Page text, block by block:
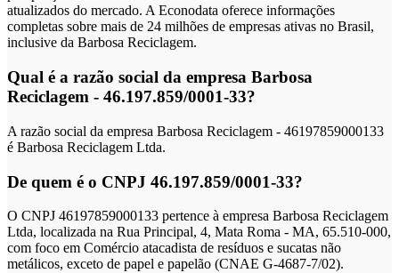
atualizados do mercado. A Econodata oferece informações
completas sobre mais de 24 milhões de empresas ativas no Brasil,
inclusive da Barbosa Reciclagem.
Qual é a razão social da empresa Barbosa
Reciclagem - 46.197.859/0001-33?
A razão social da empresa Barbosa Reciclagem - 46197859000133
é Barbosa Reciclagem Ltda.
De quem é o CNPJ 46.197.859/0001-33?
O CNPJ 46197859000133 pertence à empresa Barbosa Reciclagem
Ltda, localizada na Rua Principal, 4, Mata Roma - MA, 65.510-000,
com foco em Comércio atacadista de resíduos e sucatas não
metálicos, exceto de papel e papelão (CNAE G-4687-7/02).